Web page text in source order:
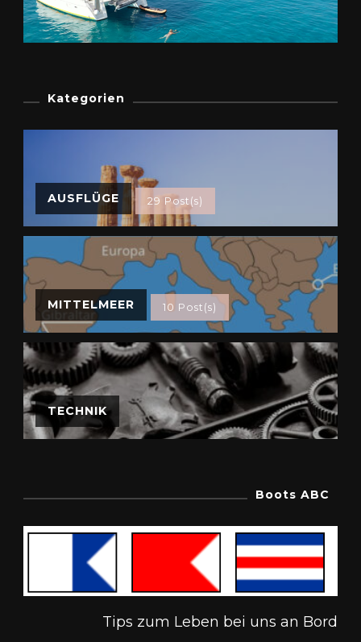
Kategorien
AUSFLÜGE 29 Post(s)
MITTELMEER 10 Post(s)
TECHNIK
Boots ABC
Tips zum Leben bei uns an Bord